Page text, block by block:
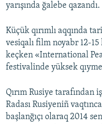
yarışında ğalebe qazandı.
Küçük qırımlı aqqında
vesiqalı film noyabr 12-
keçken «International
festivalinde yüksek
Qırım Rusiye tarafından
Radası Rusiyeniñ
başlanğıçı olaraq 2014